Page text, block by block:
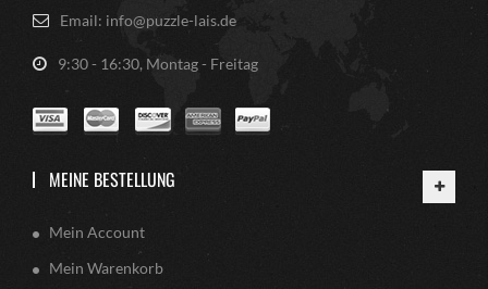
Email: info@puzzle-lais.de
9:30 - 16:30, Montag - Freitag
MEINE BESTELLUNG
Mein Account
Mein Warenkorb